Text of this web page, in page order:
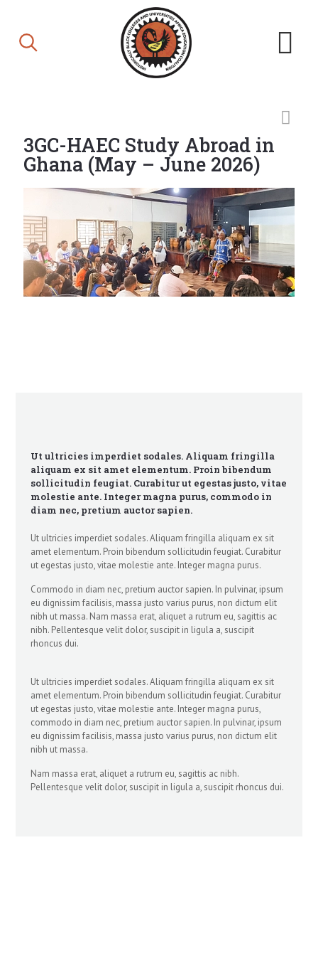
3GC-HAEC Study Abroad in
Ghana (May – June 2026)
Ut ultricies imperdiet sodales. Aliquam fringilla
aliquam ex sit amet elementum. Proin bibendum
sollicitudin feugiat. Curabitur ut egestas justo, vitae
molestie ante. Integer magna purus, commodo in
diam nec, pretium auctor sapien.
Ut ultricies imperdiet sodales. Aliquam fringilla aliquam ex sit
amet elementum. Proin bibendum sollicitudin feugiat. Curabitur
ut egestas justo, vitae molestie ante. Integer magna purus.
Commodo in diam nec, pretium auctor sapien. In pulvinar, ipsum
eu dignissim facilisis, massa justo varius purus, non dictum elit
nibh ut massa. Nam massa erat, aliquet a rutrum eu, sagittis ac
nibh. Pellentesque velit dolor, suscipit in ligula a, suscipit
rhoncus dui.
Ut ultricies imperdiet sodales. Aliquam fringilla aliquam ex sit
amet elementum. Proin bibendum sollicitudin feugiat. Curabitur
ut egestas justo, vitae molestie ante. Integer magna purus,
commodo in diam nec, pretium auctor sapien. In pulvinar, ipsum
eu dignissim facilisis, massa justo varius purus, non dictum elit
nibh ut massa.
Nam massa erat, aliquet a rutrum eu, sagittis ac nibh.
Pellentesque velit dolor, suscipit in ligula a, suscipit rhoncus dui.